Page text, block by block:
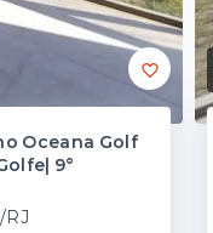
Oceana Golf
9°
RJ